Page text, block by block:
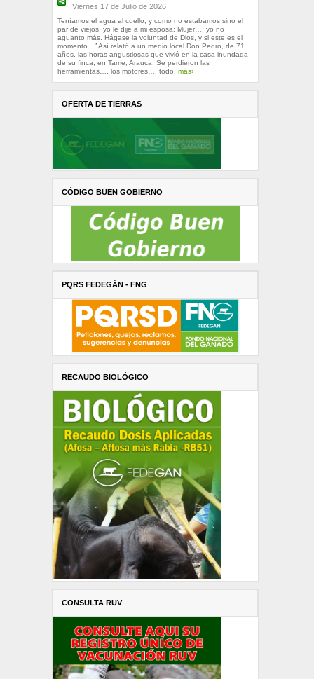
Viernes 17 de Julio de 2026
Teníamos el agua al cuello, y como no estábamos sino el
par de viejos, yo le dije a mi esposa: Mujer…, yo no
aguanto más. Hágase la voluntad de Dios, y si este es el
momento…” Así relató a un medio local Don Pedro, de 71
años, las horas angustiosas que vivió en la casa inundada
de su finca, en Tame, Arauca. Se perdieron las
herramientas…, los motores…, todo. más›
OFERTA DE TIERRAS
CÓDIGO BUEN GOBIERNO
PQRS FEDEGÁN - FNG
RECAUDO BIOLÓGICO
CONSULTA RUV